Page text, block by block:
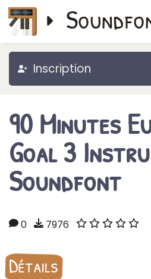
Inscription
90 Minutes
Goal 3
Soundfont
0 7976
Détails